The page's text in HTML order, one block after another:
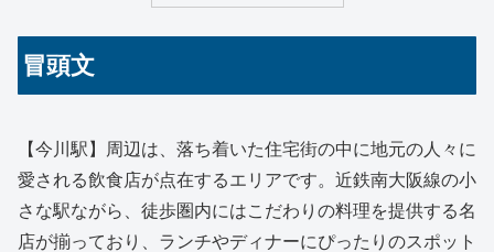
冒頭文
【今川駅】周辺は、落ち着いた住宅街の中に地元の人々に
愛される飲食店が点在するエリアです。近鉄南大阪線の小
さな駅ながら、徒歩圏内にはこだわりの料理を提供する名
店が揃っており、ランチやディナーにぴったりのスポット